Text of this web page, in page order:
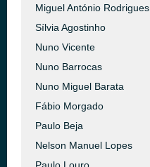
Miguel António Rodrigues
Sílvia Agostinho
Nuno Vicente
Nuno Barrocas
Nuno Miguel Barata
Fábio Morgado
Paulo Beja
Nelson Manuel Lopes